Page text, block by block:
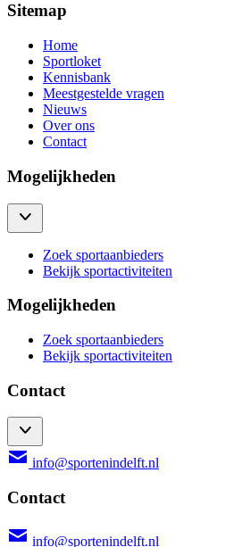
Sitemap
Home
Sportloket
Kennisbank
Meestgestelde vragen
Nieuws
Over ons
Contact
Mogelijkheden
Zoek sportaanbieders
Bekijk sportactiviteiten
Mogelijkheden
Zoek sportaanbieders
Bekijk sportactiviteiten
Contact
info@sportenindelft.nl
Contact
info@sportenindelft.nl